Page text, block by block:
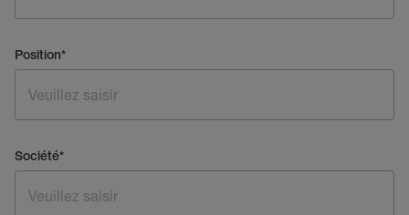
Position*
Société*